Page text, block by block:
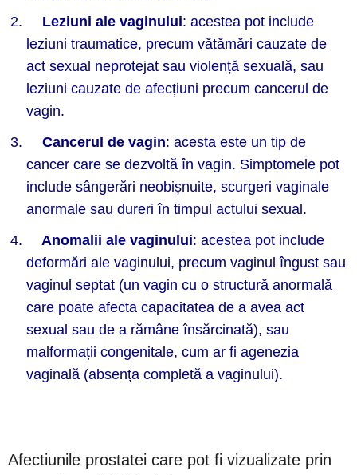
Leziuni ale vaginului: acestea pot include
leziuni traumatice, precum vătămări cauzate de
act sexual neprotejat sau violență sexuală, sau
leziuni cauzate de afecțiuni precum cancerul de
vagin.
Cancerul de vagin: acesta este un tip de
cancer care se dezvoltă în vagin. Simptomele pot
include sângerări neobișnuite, scurgeri vaginale
anormale sau dureri în timpul actului sexual.
Anomalii ale vaginului: acestea pot include
deformări ale vaginului, precum vaginul îngust sau
vaginul septat (un vagin cu o structură anormală
care poate afecta capacitatea de a avea act
sexual sau de a rămâne însărcinată), sau
malformații congenitale, cum ar fi agenezia
vaginală (absența completă a vaginului).
Afectiunile prostatei care pot fi vizualizate prin